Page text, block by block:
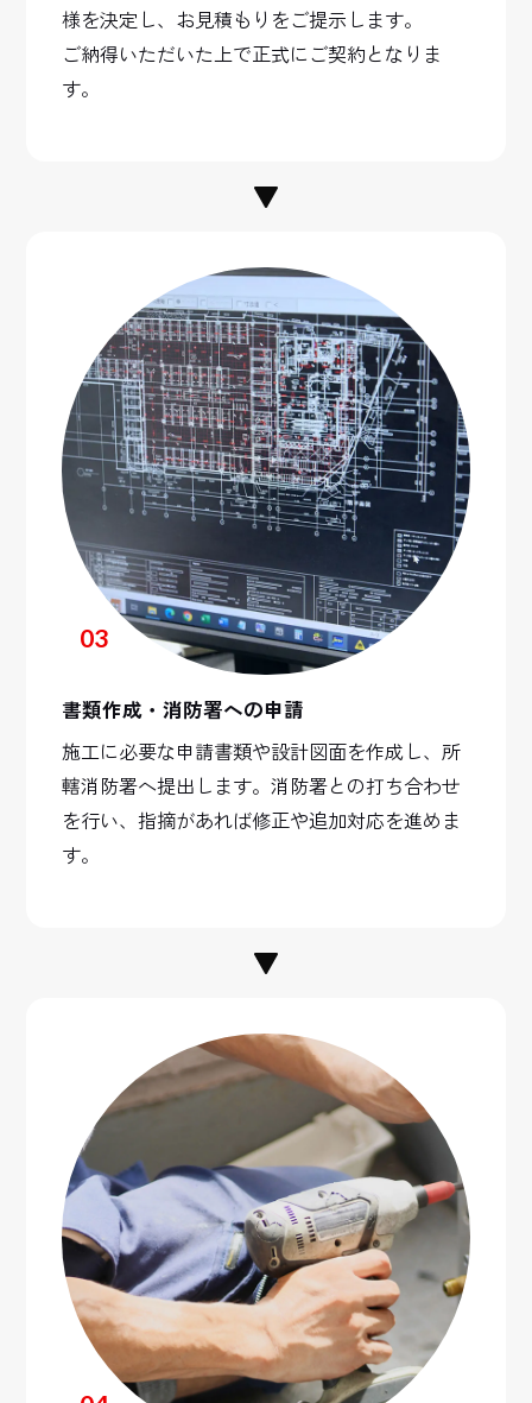
様を決定し、お見積もりをご提示します。
ご納得いただいた上で正式にご契約となりま
す。
03
書類作成・消防署への申請
施工に必要な申請書類や設計図面を作成し、所
轄消防署へ提出します。消防署との打ち合わせ
を行い、指摘があれば修正や追加対応を進めま
す。